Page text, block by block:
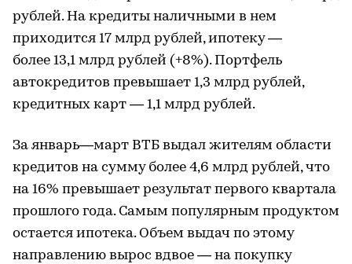
рублей. На кредиты наличными в нем
приходится 17 млрд рублей, ипотеку —
более 13,1 млрд рублей (+8%). Портфель
автокредитов превышает 1,3 млрд рублей,
кредитных карт — 1,1 млрд рублей.
За январь—март ВТБ выдал жителям области
кредитов на сумму более 4,6 млрд рублей, что
на 16% превышает результат первого квартала
прошлого года. Самым популярным продуктом
остается ипотека. Объем выдач по этому
направлению вырос вдвое — на покупку